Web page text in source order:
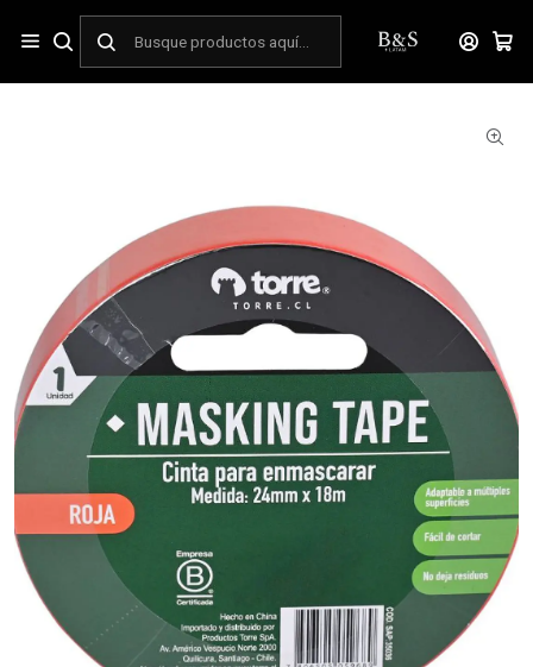
Cinta Masking Tape color roja 24 mm x 28 mt Torre